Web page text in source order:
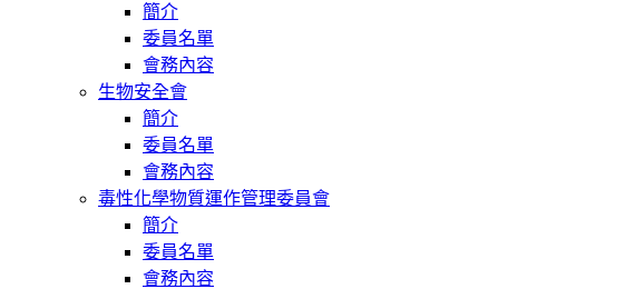
簡介
委員名單
會務內容
生物安全會
簡介
委員名單
會務內容
毒性化學物質運作管理委員會
簡介
委員名單
會務內容